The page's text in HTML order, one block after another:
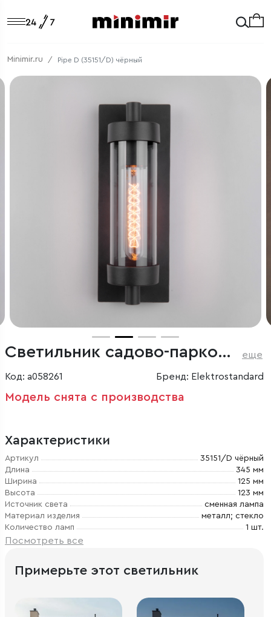
Minimir.ru Pipe D (35151/D) чёрный
Светильник садово-парковый Pipe D еще
Код: a058261 Бренд: Elektrostandard
Модель снята с производства
Характеристики
Артикул
35151/D чёрный
Длина
345 мм
Ширина
125 мм
Высота
123 мм
Источник света
сменная лампа
Материал изделия
металл; стекло
Количество ламп
1 шт.
Посмотреть все
Примерьте этот светильник